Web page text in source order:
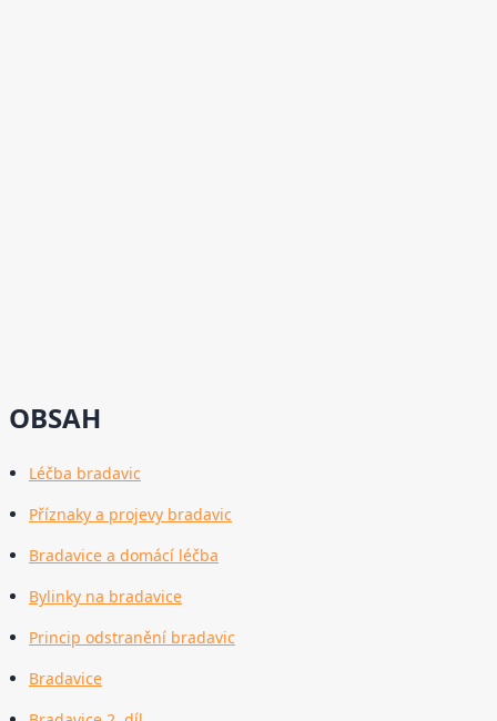
OBSAH
Léčba bradavic
Příznaky a projevy bradavic
Bradavice a domácí léčba
Bylinky na bradavice
Princip odstranění bradavic
Bradavice